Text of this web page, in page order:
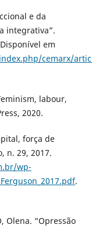
e da
integrativa”.
em
cemarx/
labour,
2020.
força de
n. 29, 2017.
wp-
.
Olena. “Opressão